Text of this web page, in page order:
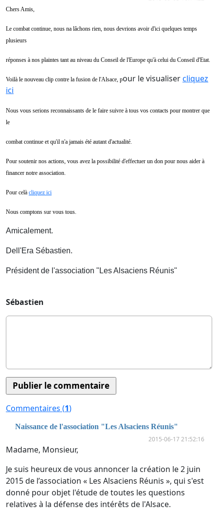
Chers Amis,
Le combat continue, nous na lâchons rien, nous devrions avoir d'ici quelques temps
plusieurs
réponses à nos plaintes tant au niveau du Conseil de l'Europe qu'à celui du Conseil d'Etat.
Voilà le nouveau clip contre la fusion de l'Alsace, pour le visualisercliquez
ici
Nous vous serions reconnaissants de le faire suivre à tous vos contacts pour montrer que
le
combat continue et qu'il n'a jamais été autant d'actualité.
Pour soutenir nos actions, vous avez la possibilité d'effectuer un don pour nous aider à
financer notre association.
Pour celà cliquez ici
Nous comptons sur vous tous.
Amicalement.
Dell'Era Sébastien.
Président de l'association "Les Alsaciens Réunis"
Sébastien
Commentaires (1)
Naissance de l'association "Les Alsaciens Réunis"
2015-06-17 21:52:16
Madame, Monsieur,
Je suis heureux de vous annoncer la création le 2 juin
2015 de l’association « Les Alsaciens Réunis », qui s'est
donné pour objet l'étude de toutes les questions
relatives à la défense des intérêts de l'Alsace.